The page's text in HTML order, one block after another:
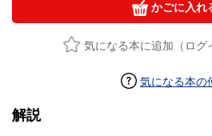
かごに入れ
気になる本に追加（ログ
気になる本の
解説